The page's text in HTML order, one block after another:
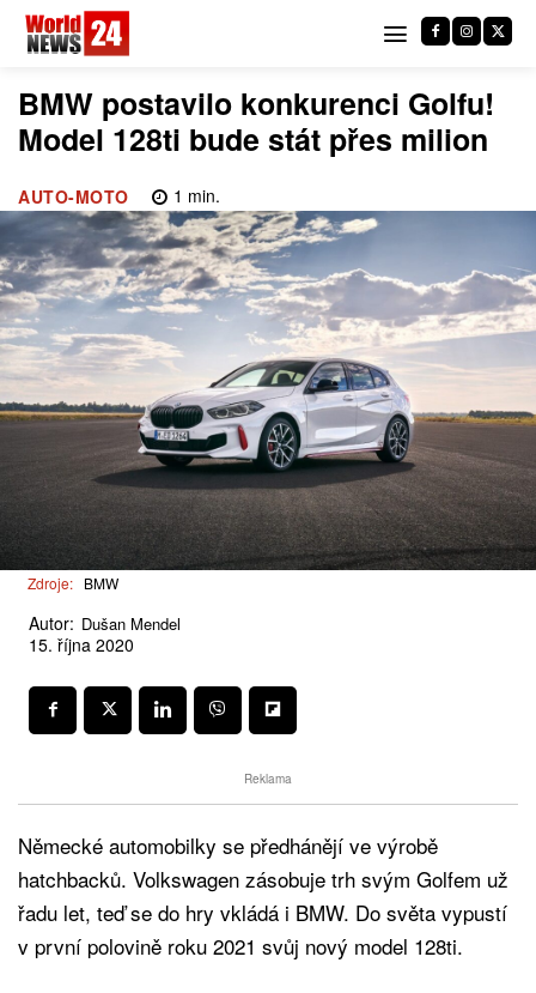
BMW postavilo konkurenci Golfu!
Model 128ti bude stát přes milion
AUTO-MOTO 1 min.
Zdroje: BMW
Autor: Dušan Mendel
15. října 2020
Reklama
Německé automobilky se předhánějí ve výrobě
hatchbacků. Volkswagen zásobuje trh svým Golfem už
řadu let, teď se do hry vkládá i BMW. Do světa vypustí
v první polovině roku 2021 svůj nový model 128ti.